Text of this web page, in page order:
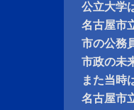
公立大学
名古屋市
市の公務
市政の未
また当時
名古屋市